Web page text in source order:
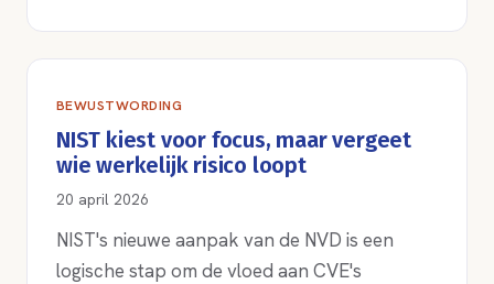
BEWUSTWORDING
NIST kiest voor focus, maar vergeet
wie werkelijk risico loopt
20 april 2026
NIST's nieuwe aanpak van de NVD is een
logische stap om de vloed aan CVE's